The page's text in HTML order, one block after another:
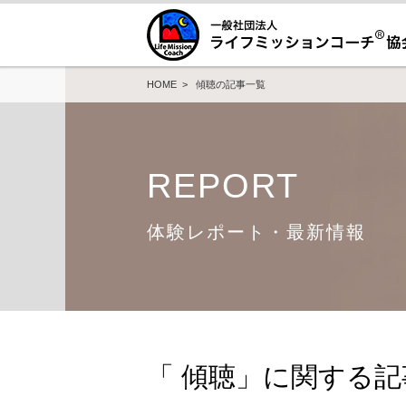
HOME > 傾聴の記事一覧
REPORT
体験レポート・最新情報
「 傾聴」に関する